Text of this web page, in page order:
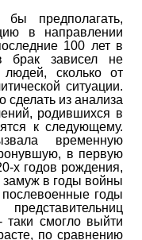
предполагать,
в направлении
100 лет в
брак зависел не
сколько от
ситуации.
из анализа
родившихся в
к следующему.
временную
в первую
х годов рождения,
замуж в годы войны
годы
таки смогло выйти
по сравнению